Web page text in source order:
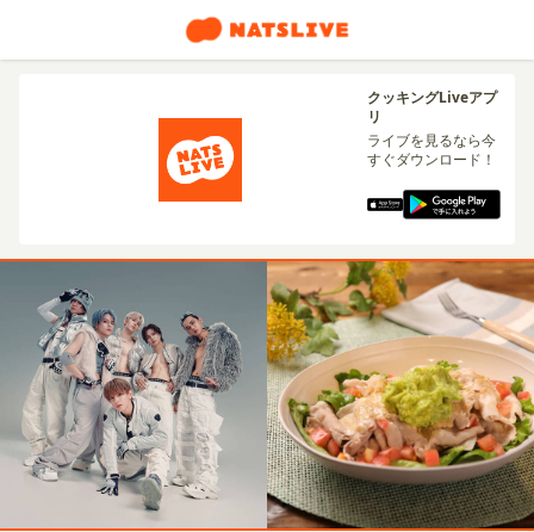
クッキングLiveアプ
リ
ライブを見るなら今
すぐダウンロード！